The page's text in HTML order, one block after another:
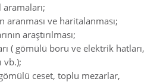
aranması ve haritalanması;
araştırılması;
( gömülü boru ve elektrik hatları,
vb.);
ceset, toplu mezarlar,